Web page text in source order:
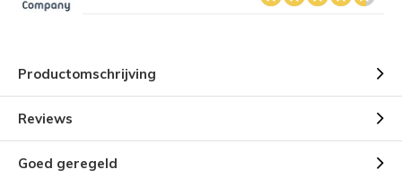
Productomschrijving
Reviews
Goed geregeld